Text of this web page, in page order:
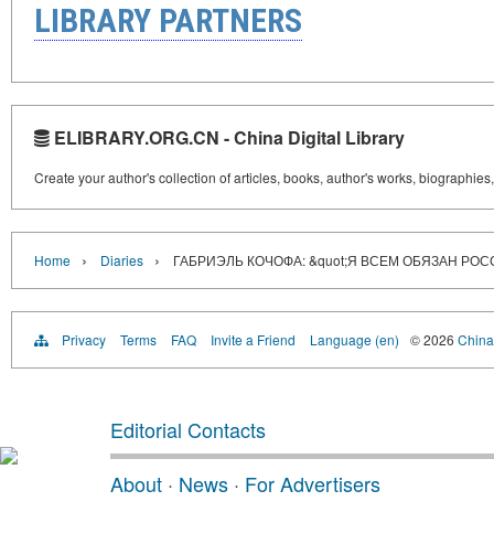
LIBRARY PARTNERS
ELIBRARY.ORG.CN - China Digital Library
Create your author's collection of articles, books, author's works,
Home › Diaries › ГАБРИЭЛЬ КОЧОФА: &quot;Я ВСЕМ ОБЯЗАН
Privacy Terms FAQ Invite a Friend Language (en) © 2026
Editorial Contacts
About · News · For Advertisers